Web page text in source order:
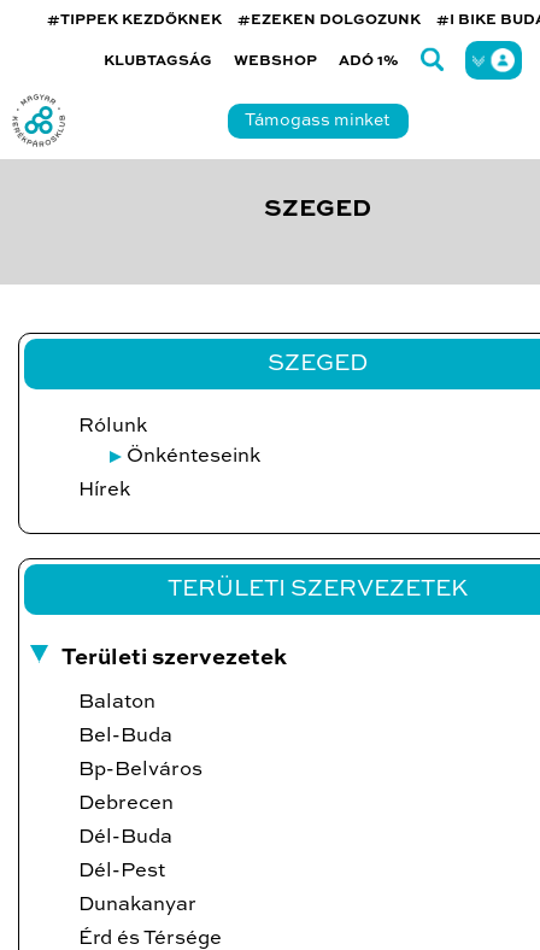
#TIPPEK KEZDŐKNEK #EZEKEN DOLGOZUNK #I BIKE
KLUBTAGSÁG WEBSHOP ADÓ 1%
Támogass minket
SZEGED
SZEGED
Rólunk
Önkénteseink
Hírek
TERÜLETI SZERVEZETEK
Területi szervezetek
Balaton
Bel-Buda
Bp-Belváros
Debrecen
Dél-Buda
Dél-Pest
Dunakanyar
Érd és Térsége